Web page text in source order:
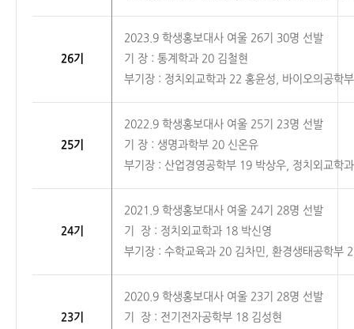
26기
2023.9 학생홍보대사 여울 26기 30명 선발
기 장 : 통계학과 20 김철현
부기장 : 정치외교학과 22 홍윤성, 바이오의공학
25기
2022.9 학생홍보대사 여울 25기 23명 선발
기 장 : 생명과학부 20 신온유
부기장 : 산업경영공학부 19 박상우, 정치외교학
24기
2021.9 학생홍보대사 여울 24기 28명 선발
기 장 : 정치외교학과 18 박신영
부기장 : 수학교육과 20 김차민, 환경생태공학부
23기
2020.9 학생홍보대사 여울 23기 28명 선발
기 장 : 전기전자공학부 18 김성현